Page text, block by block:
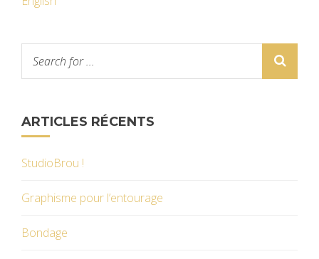
ARTICLES RÉCENTS
StudioBrou !
Graphisme pour l’entourage
Bondage